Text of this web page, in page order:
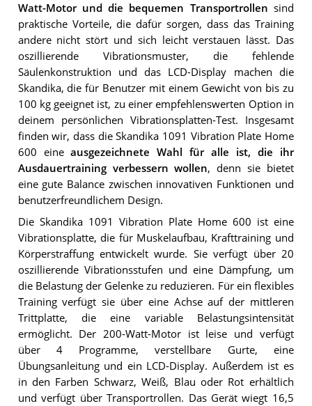
Watt-Motor und die bequemen Transportrollen sind
praktische Vorteile, die dafür sorgen, dass das Training
andere nicht stört und sich leicht verstauen lässt. Das
oszillierende Vibrationsmuster, die fehlende
Säulenkonstruktion und das LCD-Display machen die
Skandika, die für Benutzer mit einem Gewicht von bis zu
100 kg geeignet ist, zu einer empfehlenswerten Option in
deinem persönlichen Vibrationsplatten-Test. Insgesamt
finden wir, dass die Skandika 1091 Vibration Plate Home
600 eineausgezeichnete Wahl für alle ist, die ihr
Ausdauertraining verbessern wollen, denn sie bietet
eine gute Balance zwischen innovativen Funktionen und
benutzerfreundlichem Design.
Die Skandika 1091 Vibration Plate Home 600 ist eine
Vibrationsplatte, die für Muskelaufbau, Krafttraining und
Körperstraffung entwickelt wurde. Sie verfügt über 20
oszillierende Vibrationsstufen und eine Dämpfung, um
die Belastung der Gelenke zu reduzieren. Für ein flexibles
Training verfügt sie über eine Achse auf der mittleren
Trittplatte, die eine variable Belastungsintensität
ermöglicht. Der 200-Watt-Motor ist leise und verfügt
über 4 Programme, verstellbare Gurte, eine
Übungsanleitung und ein LCD-Display. Außerdem ist es
in den Farben Schwarz, Weiß, Blau oder Rot erhältlich
und verfügt über Transportrollen. Das Gerät wiegt 16,5